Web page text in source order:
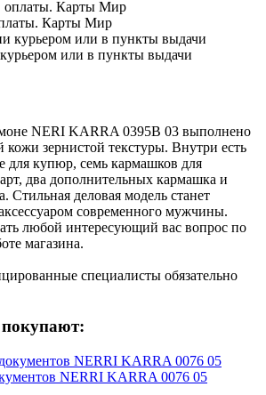
Карты Мир
или в пункты выдачи
NERI KARRA 0395B 03 выполнено
кожи зернистой текстуры. Внутри есть
для купюр, семь кармашков для
два дополнительных кармашка и
Стильная деловая модель станет
современного мужчины.
любой интересующий вас вопрос по
магазина.
специалисты обязательно
NERRI KARRA 0076 05